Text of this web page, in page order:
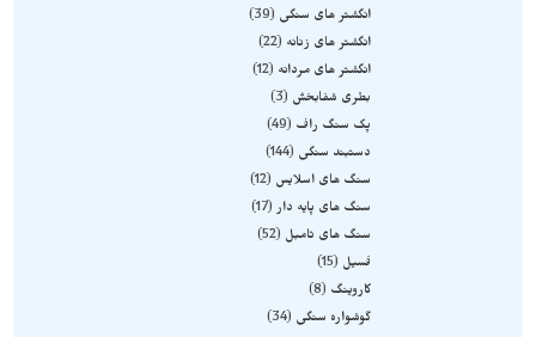
انگشتر های سنگی
39
انگشتر های زنانه
22
انگشتر های مردانه
12
بطری شفابخش
3
پک سنگ راف
49
دستبند سنگی
144
سنگ های اسلایس
12
سنگ های پایه دار 17
سنگ های تامبل
52
فسیل
15
کاروینگ
8
گوشواره سنگی
34